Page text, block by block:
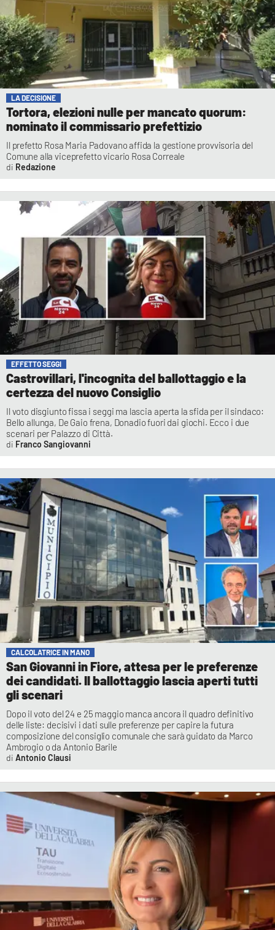
LA DECISIONE
Tortora, elezioni nulle per mancato quorum:
nominato il commissario prefettizio
Il prefetto Rosa Maria Padovano affida la gestione provvisoria del
Comune alla viceprefetto vicario Rosa Correale
Redazione
EFFETTO SEGGI
Castrovillari, l'incognita del ballottaggio e la
certezza del nuovo Consiglio
Il voto disgiunto fissa i seggi ma lascia aperta la sfida per il sindaco:
Bello allunga, De Gaio frena, Donadio fuori dai giochi. Ecco i due
scenari per Palazzo di Città.
Franco Sangiovanni
CALCOLATRICE IN MANO
San Giovanni in Fiore, attesa per le preferenze
dei candidati. Il ballottaggio lascia aperti tutti
gli scenari
Dopo il voto del 24 e 25 maggio manca ancora il quadro definitivo
delle liste: decisivi i dati sulle preferenze per capire la futura
composizione del consiglio comunale che sarà guidato da Marco
Ambrogio o da Antonio Barile
Antonio Clausi